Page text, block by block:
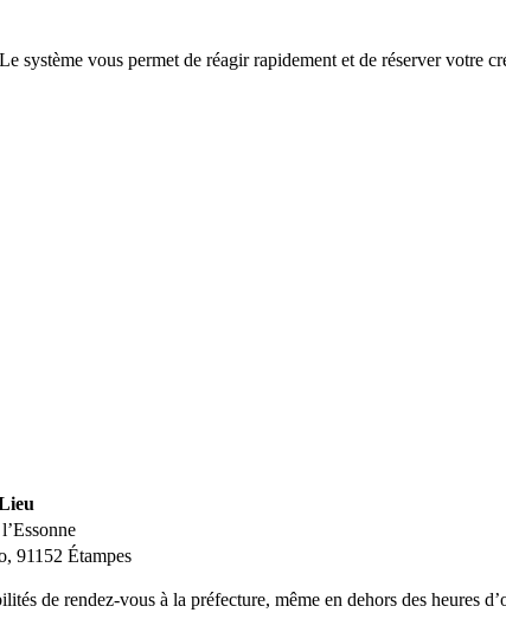
vous permet de réagir rapidement et de réserver votre
91152 Étampes
de rendez-vous à la préfecture, même en dehors des heures